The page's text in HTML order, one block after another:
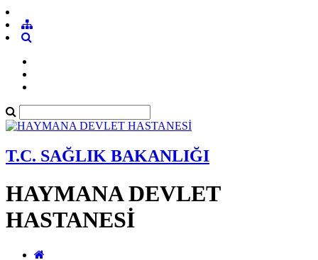
T.C. SAĞLIK BAKANLIĞI
HAYMANA DEVLET
HASTANESİ